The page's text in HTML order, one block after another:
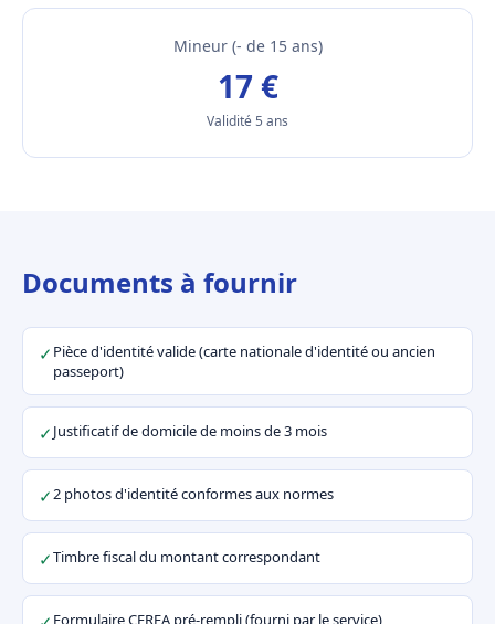
Mineur (- de 15 ans)
17 €
Validité 5 ans
Documents à fournir
✓ Pièce d'identité valide (carte nationale d'identité ou ancien
passeport)
✓Justificatif de domicile de moins de 3 mois
✓2 photos d'identité conformes aux normes
✓Timbre fiscal du montant correspondant
Formulaire CERFA pré-rempli (fourni par le service)